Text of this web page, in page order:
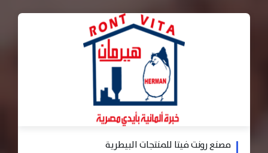
مصنع رونت فيتا للمنتجات البيطرية